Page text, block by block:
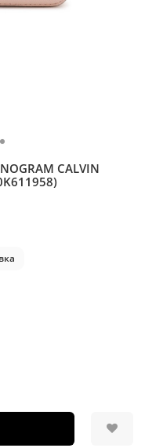
CALVIN